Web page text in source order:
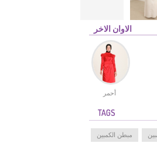
الاوان الاخر
أحمر
TAGS
مبطن الكمبين